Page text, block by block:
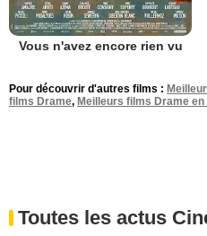
Vous n'avez encore rien vu
Pour découvrir d'autres films :
films Drame, Meilleurs films Drame en
Toutes les actus